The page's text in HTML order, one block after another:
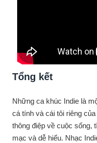
Tổng kết
Những ca khúc Indie là
cá tính và cái tôi riêng
thông điệp về cuộc sống,
mạc và dễ hiểu. Nhạc